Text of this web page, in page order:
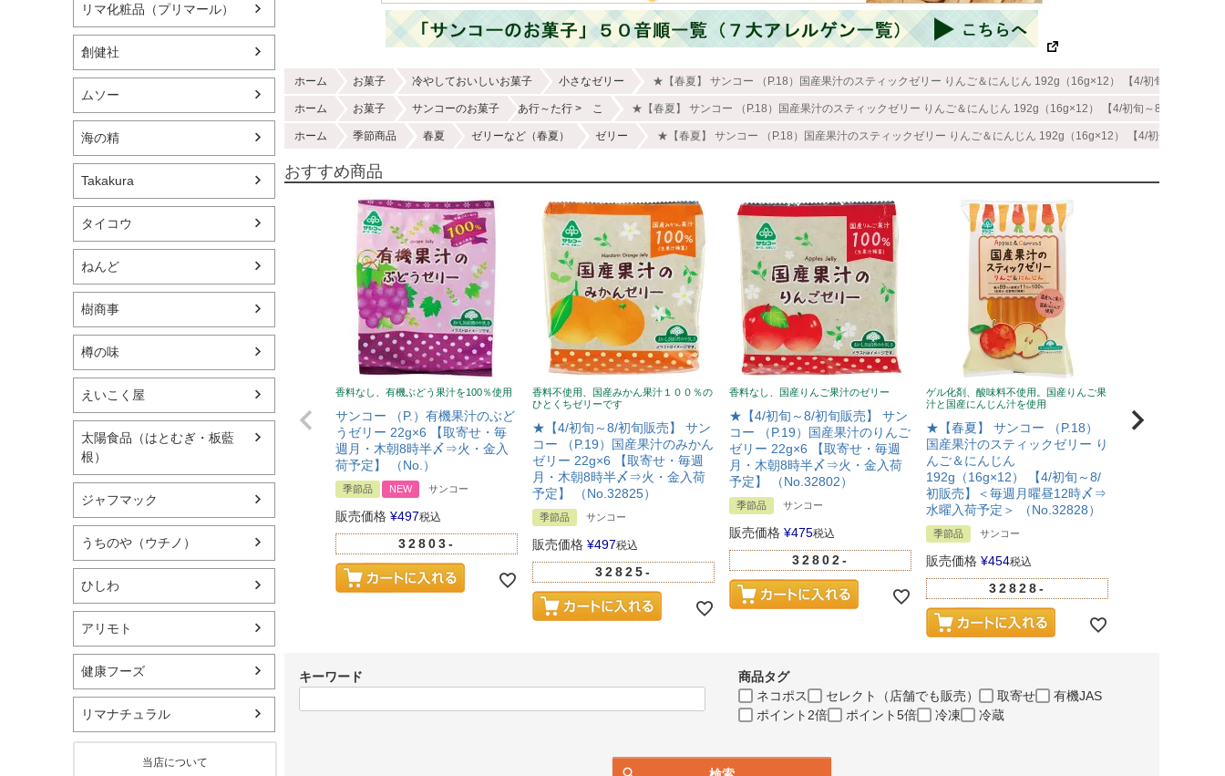
リマ化粧品（プリマール）
創健社
ムソー
海の精
Takakura
タイコウ
ねんど
樹商事
樽の味
えいこく屋
太陽食品（はとむぎ・板藍
根）
ジャフマック
うちのや（ウチノ）
ひしわ
アリモト
健康フーズ
リマナチュラル
当店について
ホーム お菓子 冷やしておいしいお菓子 小さなゼリー ★【春夏】 サンコー （P.18）国産果汁のスティックゼリー りんご＆にんじん 192g（16g×12） 【4/初旬～8/初販
ホーム お菓子 サンコーのお菓子 あ行～た行 こ ★【春夏】 サンコー （P.18）国産果汁のスティックゼリー りんご＆にんじん 192g（16g×12） 【4/初旬～8/初販売】
ホーム 季節商品 春夏 ゼリーなど（春夏） ゼリー ★【春夏】 サンコー （P.18）国産果汁のスティックゼリー りんご＆にんじん 192g（16g×12） 【4/初旬～8/初販
おすすめ商品
香料なし、有機ぶどう果汁を100％使用
サンコー （P.）有機果汁のぶど
うゼリー 22g×6 【取寄せ・毎
週月・木朝8時半〆⇒火・金入
荷予定】 （No.）
季節品 NEW サンコー
販売価格 ¥497税込
32803-
香料不使用、国産みかん果汁１００％の
ひとくちゼリーです
★【4/初旬～8/初旬販売】 サン
コー （P.19）国産果汁のみかん
ゼリー 22g×6 【取寄せ・毎週
月・木朝8時半〆⇒火・金入荷
予定】 （No.32825）
季節品 サンコー
販売価格 ¥497税込
32825-
香料なし、国産りんご果汁のゼリー
★【4/初旬～8/初旬販売】 サン
コー （P.19）国産果汁のりんご
ゼリー 22g×6 【取寄せ・毎週
月・木朝8時半〆⇒火・金入荷
予定】 （No.32802）
季節品 サンコー
販売価格 ¥475税込
32802-
ゲル化剤、酸味料不使用。国産りんご果
汁と国産にんじん汁を使用
★【春夏】 サンコー （P.18）
国産果汁のスティックゼリー り
んご＆にんじん
192g（16g×12） 【4/初旬～8/
初販売】＜毎週月曜昼12時〆⇒
水曜入荷予定＞ （No.32828）
季節品 サンコー
販売価格 ¥454税込
32828-
キーワード
商品タグ
ネコポス
セレクト（店舗でも販売） 取寄せ
有機JAS
ポイント2倍
ポイント5倍 冷凍 冷蔵